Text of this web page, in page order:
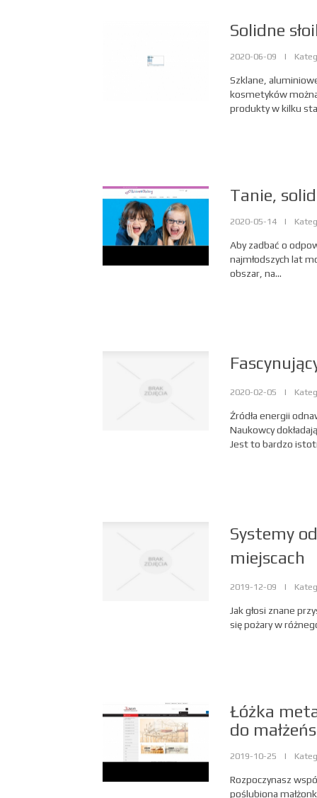
Solidne
2020-06-09 |
Szklane,
kosmetyków
produkty w kilku
Tanie,
2020-05-14 |
Aby zadbać o
najmłodszych lat
obszar, na...
2020-02-05 |
Źródła energii
Naukowcy
Jest to bardzo
Systemy
miejscach
2019-12-09 |
Jak głosi znane
się pożary w
Łóżka
do
2019-10-25 |
Rozpoczynasz
poślubiona